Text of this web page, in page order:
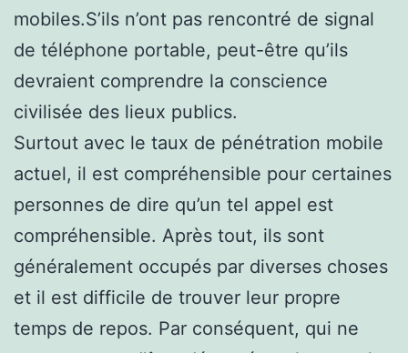
mobiles.S’ils n’ont pas rencontré de signal
de téléphone portable, peut-être qu’ils
devraient comprendre la conscience
civilisée des lieux publics.
Surtout avec le taux de pénétration mobile
actuel, il est compréhensible pour certaines
personnes de dire qu’un tel appel est
compréhensible. Après tout, ils sont
généralement occupés par diverses choses
et il est difficile de trouver leur propre
temps de repos. Par conséquent, qui ne